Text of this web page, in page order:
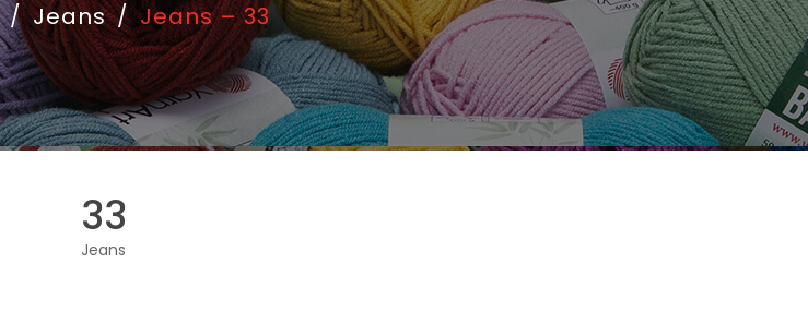
/ Jeans / Jeans – 33
33
Jeans